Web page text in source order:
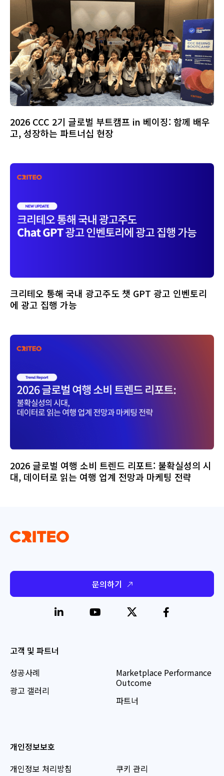
2026 CCC 2기 글로벌 부트캠프 in 베이징: 함께 배우
고, 성장하는 파트너십 현장
크리테오 통해 국내 광고주도 챗 GPT 광고 인벤토리
에 광고 집행 가능
2026 글로벌 여행 소비 트렌드 리포트: 불확실성의 시
대, 데이터로 읽는 여행 업계 전망과 마케팅 전략
문의하기
고객 및 파트너
성공사례
광고 갤러리
Marketplace Performance
Outcome
파트너
개인정보보호
개인정보 처리방침
쿠키 관리